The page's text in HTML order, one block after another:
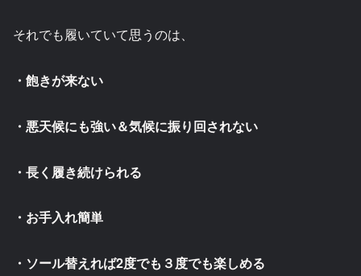
それでも履いていて思うのは、
・飽きが来ない
・悪天候にも強い＆気候に振り回されない
・長く履き続けられる
・お手入れ簡単
・ソール替えれば2度でも３度でも楽しめる